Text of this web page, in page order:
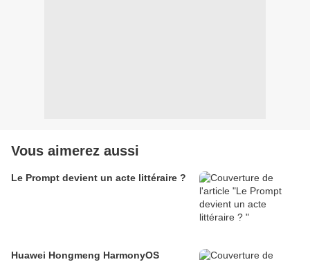
Vous aimerez aussi
Le Prompt devient un acte littéraire ?
Huawei Hongmeng HarmonyOS